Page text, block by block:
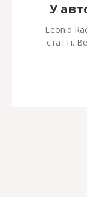
У
Leonid
статті.